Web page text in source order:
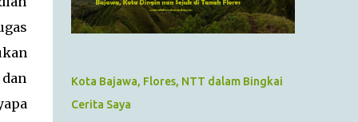
sepanjang zaman dan dianggap tidak bisa
dikalahkan dalam setiap pertempuran. Di
kebanyakan daerah yang sudah dikenal.
Ayahnya adalah Philip II yang menyatukan
kebanyakan kota2 di dataran utama Yunani
Kota Bajawa, Flores, NTT dalam Bingkai
Cerita Saya